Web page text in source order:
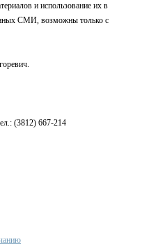
и использование их в
СМИ, возможны только с
(3812) 667-214